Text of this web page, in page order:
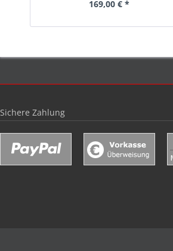
169,00 € *
Sichere Zahlung